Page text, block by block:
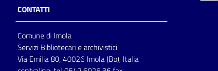
per
lettura
CONTATTI
Comune di Imola
Servizi Bibliotecari e archivistici
Via Emilia 80, 40026 Imola (Bo), Italia